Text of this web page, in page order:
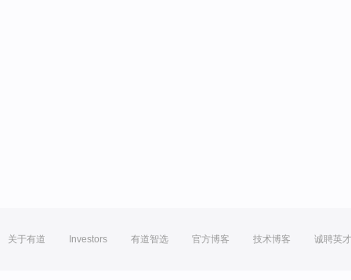
关于有道 Investors 有道智选 官方博客 技术博客 诚聘英才